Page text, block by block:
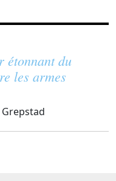
étonnant du
les armes